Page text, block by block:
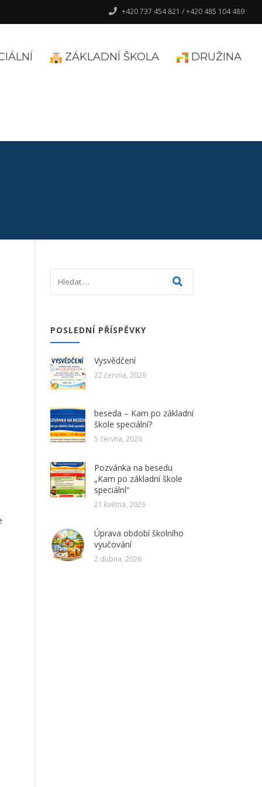
+420 737 454 821 / +420 485 104 489
ZÁKLADNÍ ŠKOLA DRUŽINA
POSLEDNÍ PŘÍSPĚVKY
Vysvědčení
22 června, 2026
beseda – Kam po základní
škole speciální?
5 června, 2026
Pozvánka na besedu
„Kam po základní škole
speciální“
21 května, 2026
Úprava období školního
vyučování
2 dubna, 2026